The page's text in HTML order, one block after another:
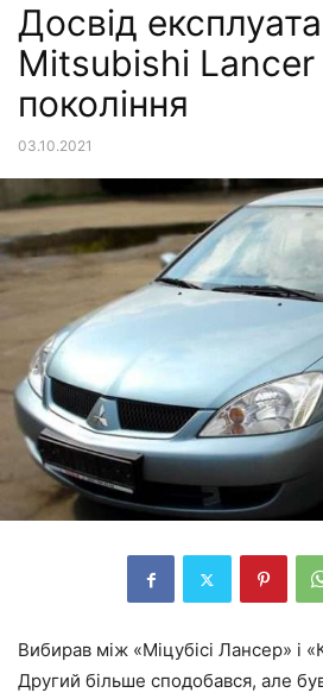
Досвід
Mitsubishi Lancer
покоління
03.10.2021
Вибирав між «Міцубісі Лансер» і
Другий більше сподобався, але